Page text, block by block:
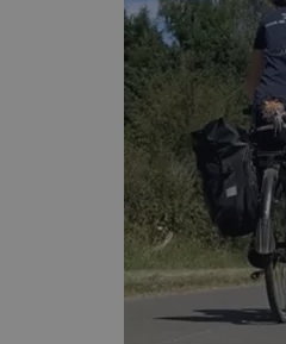
Les cookies
la gestion des
Nom
csrftoken
cf_chl_rc_i
__cf_bm